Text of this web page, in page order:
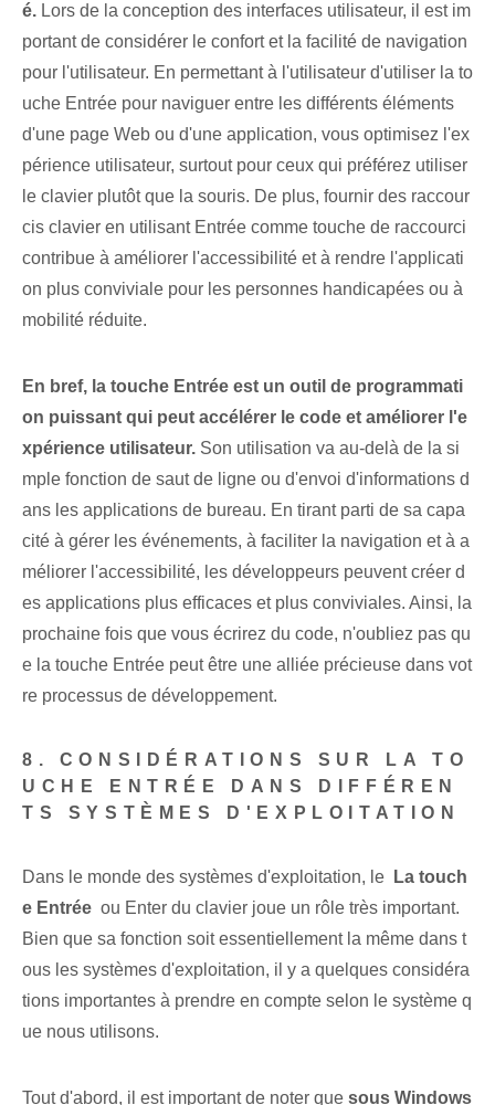
é. Lors de la conception des interfaces utilisateur, il est im
portant de considérer le confort et la facilité de navigation
pour l'utilisateur. En permettant à l'utilisateur d'utiliser la to
uche Entrée pour naviguer entre les différents éléments
d'une page Web ou d'une application, vous optimisez l'ex
périence utilisateur, ‌surtout pour ceux qui préférez utiliser
le clavier plutôt que la souris. De plus, fournir des raccour
cis clavier en utilisant Entrée comme touche de raccourci
contribue à améliorer l'accessibilité et à rendre l'applicati
on plus conviviale pour les personnes handicapées ou à
mobilité réduite.
En bref, la touche Entrée est un outil de programmati
on puissant qui peut accélérer le code et améliorer l'e
xpérience utilisateur. ⁢Son utilisation va au-delà de la si
mple fonction de saut de ligne ou d'envoi d'informations d
ans les applications de bureau. En tirant parti de sa capa
cité à gérer les événements, à faciliter la navigation et à a
méliorer l'accessibilité, les développeurs peuvent créer d
es applications plus efficaces et plus conviviales. Ainsi, la
prochaine fois que vous écrirez du code, n'oubliez pas qu
e la touche Entrée peut être une alliée précieuse dans vot
re processus de développement.
8. CONSIDÉRATIONS SUR LA TO
UCHE ENTRÉE DANS DIFFÉREN
TS SYSTÈMES D'EXPLOITATION
Dans le monde des systèmes d'exploitation, le ⁢
La touch
e Entrée ​ ou Enter⁤ du clavier joue un rôle très important.
Bien que sa fonction soit essentiellement la même dans t
ous les systèmes d'exploitation, il y a quelques considéra
tions importantes à prendre en compte selon le système q
ue nous utilisons.
Tout d'abord, il est important de noter que sous⁢ Windows